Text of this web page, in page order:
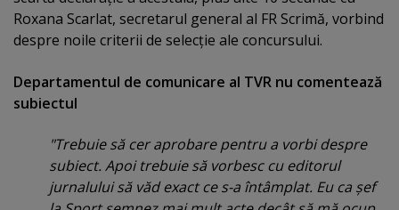
Roxana Scarlat, secretarul general al FR Scrimă, vorbind
despre noile criterii de selecţie ale concursului.
Departamentul de comunicare al TVR nu comentează
subiectul
"Trebuie să cer aprobare pentru a vorbi despre
subiect. Apoi trebuie să vorbesc cu editorul
jurnalului să văd exact ce s-a întâmplat. Eu ca şef